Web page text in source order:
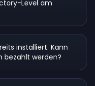
Level am
installiert. Kann
bezahlt werden?